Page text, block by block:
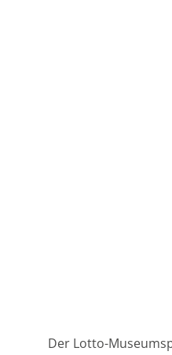
Der Lotto-